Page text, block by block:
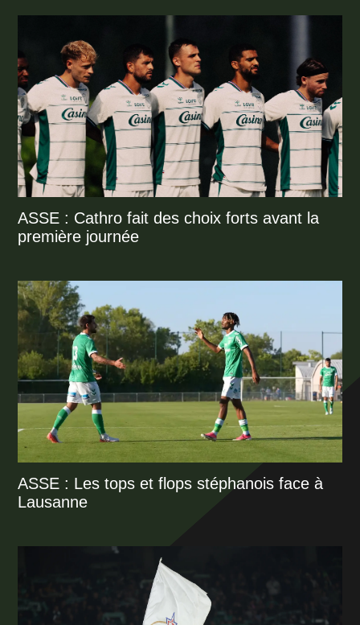
ASSE : Cathro fait des choix forts avant la
première journée
ASSE : Les tops et flops stéphanois face à
Lausanne